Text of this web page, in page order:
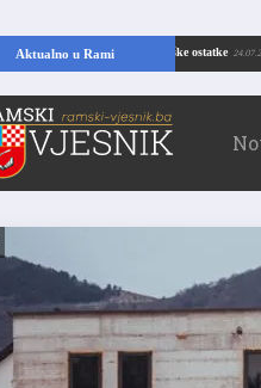
Aktualno u Rami
Kopajući temelje kuće, pronašao vrijedne